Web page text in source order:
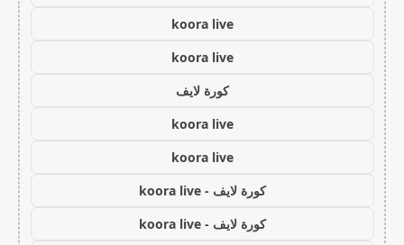
koora live
koora live
كورة لايف
koora live
koora live
كورة لايف - koora live
كورة لايف - koora live